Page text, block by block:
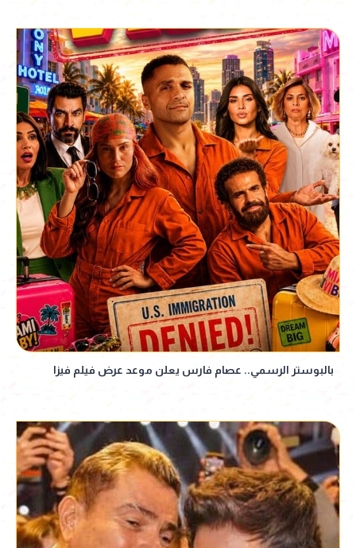
بالبوستر الرسمي.. عصام فارس يعلن موعد عرض فيلم فيزا